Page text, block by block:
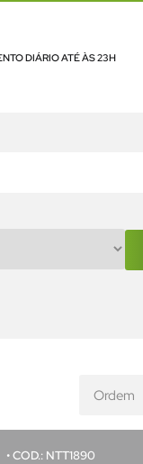
DIÁRIO ATÉ ÀS 23H
• COD.: NTT1890